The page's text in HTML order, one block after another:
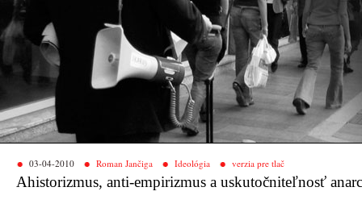
03-04-2010 Roman Jančiga Ideológia verzia pre tlač
Ahistorizmus, anti-empirizmus a uskutočniteľnosť